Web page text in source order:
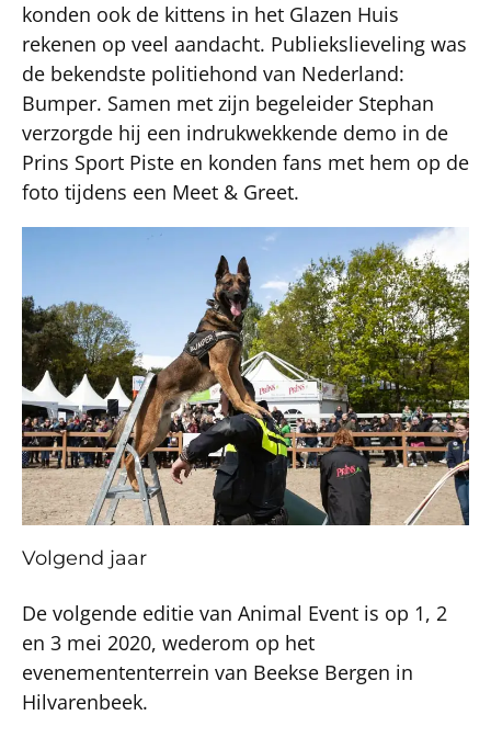
konden ook de kittens in het Glazen Huis
rekenen op veel aandacht. Publiekslieveling was
de bekendste politiehond van Nederland:
Bumper. Samen met zijn begeleider Stephan
verzorgde hij een indrukwekkende demo in de
Prins Sport Piste en konden fans met hem op de
foto tijdens een Meet & Greet.
Volgend jaar
De volgende editie van Animal Event is op 1, 2
en 3 mei 2020, wederom op het
evenemententerrein van Beekse Bergen in
Hilvarenbeek.